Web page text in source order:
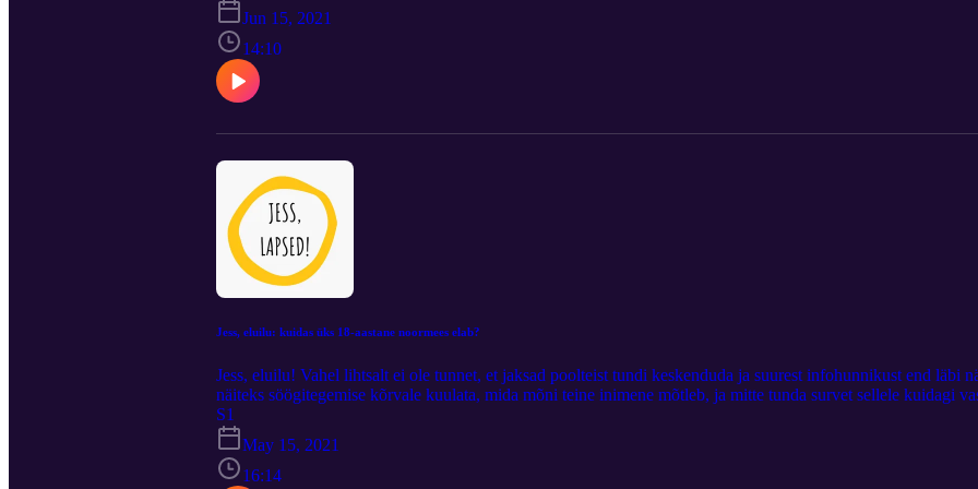
oma partnerist ja laste isast värskelt lahku läinud naine just sellises tempos ja sellise tunnetusega, nagu talle
kuulub peagi ilmuva lahkumineku-teemalise põhiepisoodi juurde. Muusika: "Fortaleza" Topher Mohr Alexa
Jun 15, 2021
14:10
Jess, eluilu: kuidas üks 18-aastane noormees elab?
Jess, eluilu! Vahel lihtsalt ei ole tunnet, et jaksad poolteist tundi keskenduda ja suurest infohunnikust end läbi
näiteks söögitegemise kõrvale kuulata, mida mõni teine inimene mõtleb, ja mitte tunda survet sellele kuidagi
miniepisoodid kutsuvad sind kaasa erinevate päris inimeste päris argipäevade päris lihtsaid ning kauneid
pühapäevast eluilu värskelt 18-aastaseks saanud noormees, just sellises tempos ja sellise tunnetusega, nagu
Odsy, Zensei J "Where you going to"
S1
May 15, 2021
16:14